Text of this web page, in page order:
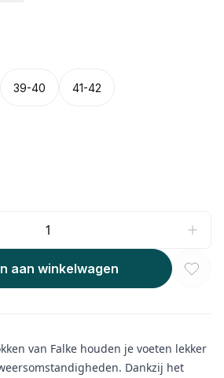
39-40 41-42
aan winkelwagen
van Falke houden je voeten lekker
Dankzij het